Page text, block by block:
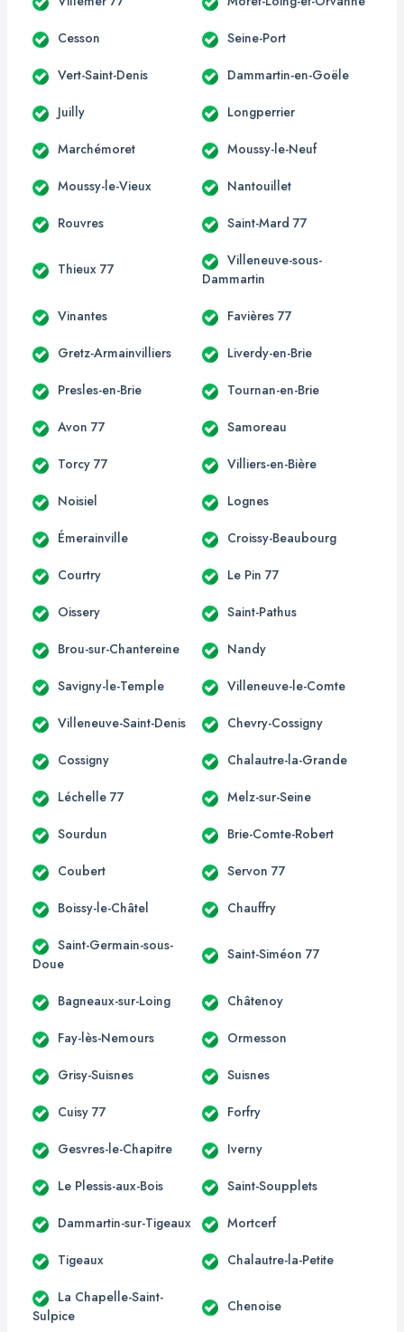
Cesson Seine-Port
Vert-Saint-Denis Dammartin-en-Goële
Juilly Longperrier
Marchémoret Moussy-le-Neuf
Moussy-le-Vieux Nantouillet
Rouvres Saint-Mard 77
Thieux 77
Villeneuve-sous-
Dammartin
Vinantes Favières 77
Gretz-Armainvilliers Liverdy-en-Brie
Presles-en-Brie Tournan-en-Brie
Avon 77 Samoreau
Torcy 77 Villiers-en-Bière
Noisiel Lognes
Émerainville Croissy-Beaubourg
Courtry Le Pin 77
Oissery Saint-Pathus
Brou-sur-Chantereine Nandy
Savigny-le-Temple Villeneuve-le-Comte
Villeneuve-Saint-Denis Chevry-Cossigny
Cossigny Chalautre-la-Grande
Léchelle 77 Melz-sur-Seine
Sourdun Brie-Comte-Robert
Coubert Servon 77
Boissy-le-Châtel Chauffry
Saint-Germain-sous-
Doue
Saint-Siméon 77
Bagneaux-sur-Loing Châtenoy
Fay-lès-Nemours Ormesson
Grisy-Suisnes Suisnes
Cuisy 77 Forfry
Gesvres-le-Chapitre Iverny
Le Plessis-aux-Bois Saint-Soupplets
Dammartin-sur-Tigeaux Mortcerf
Tigeaux Chalautre-la-Petite
La Chapelle-Saint-
Sulpice
Chenoise